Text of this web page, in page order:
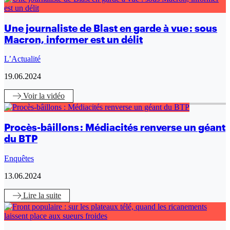
Une journaliste de Blast en garde à vue : sous
Macron, informer est un délit
L’Actualité
19.06.2024
Voirla vidéo
Procès-bâillons : Médiacités renverse un géant
du BTP
Enquêtes
13.06.2024
Lire la suite